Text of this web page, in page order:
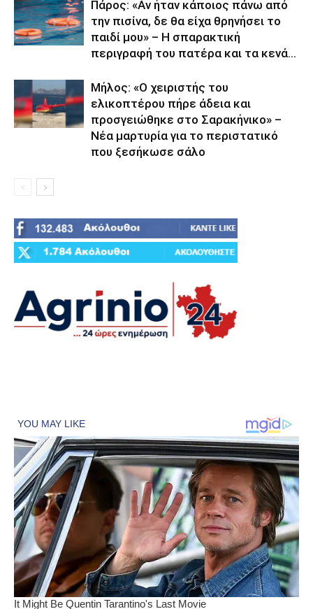
Πάρος: «Αν ήταν κάποιος πάνω από
την πισίνα, δε θα είχα θρηνήσει το
παιδί μου» – Η σπαρακτική
περιγραφή του πατέρα και τα κενά...
Μήλος: «Ο χειριστής του
ελικοπτέρου πήρε άδεια και
προσγειώθηκε στο Σαρακήνικο» –
Νέα μαρτυρία για το περιστατικό
που ξεσήκωσε σάλο